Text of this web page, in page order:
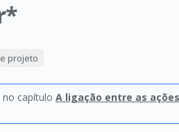
projeto
no capítulo A ligação entre as